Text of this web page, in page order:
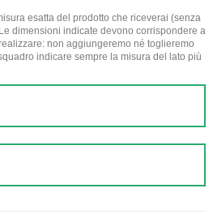
esatta del prodotto che riceverai (senza
dimensioni indicate devono corrispondere a
non aggiungeremo né toglieremo
indicare sempre la misura del lato più